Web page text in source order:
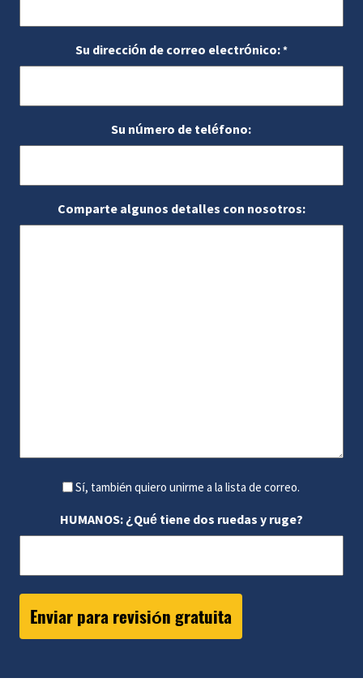
Su dirección de correo electrónico:*
Su número de teléfono:
Comparte algunos detalles con nosotros:
Sí, también quiero unirme a la lista de correo.
HUMANOS: ¿Qué tiene dos ruedas y ruge?